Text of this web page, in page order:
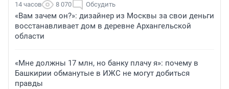
14 часов 8 070 Обсудить
«Вам зачем он?»: дизайнер из Москвы за свои деньги
восстанавливает дом в деревне Архангельской
области
«Мне должны 17 млн, но банку плачу я»: почему в
Башкирии обманутые в ИЖС не могут добиться
правды